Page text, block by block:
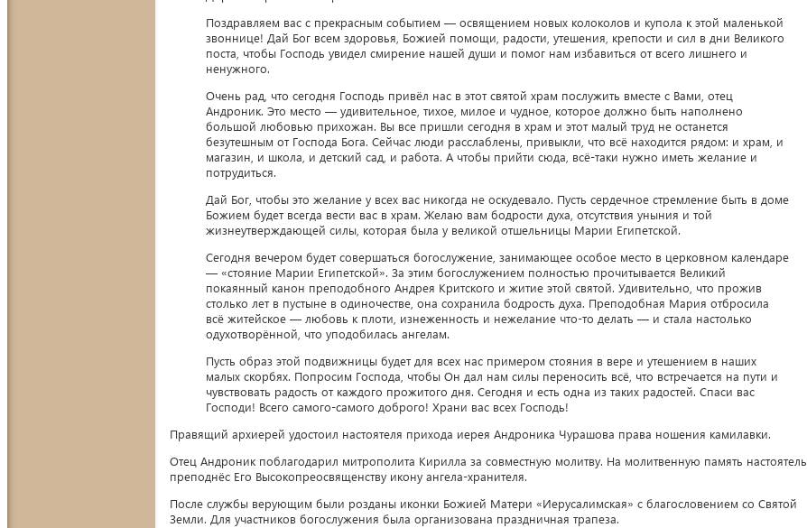
Поздравляем вас с прекрасным событием — освящением новых колоколов и купола к этой маленькой
звоннице! Дай Бог всем здоровья, Божией помощи, радости, утешения, крепости и сил в дни Великого
поста, чтобы Господь увидел смирение нашей души и помог нам избавиться от всего лишнего и
ненужного.
Очень рад, что сегодня Господь привёл нас в этот святой храм послужить вместе с Вами, отец
Андроник. Это место — удивительное, тихое, милое и чудное, которое должно быть наполнено
большой любовью прихожан. Вы все пришли сегодня в храм и этот малый труд не останется
безутешным от Господа Бога. Сейчас люди расслаблены, привыкли, что всё находится рядом: и храм, и
магазин, и школа, и детский сад, и работа. А чтобы прийти сюда, всё-таки нужно иметь желание и
потрудиться.
Дай Бог, чтобы это желание у всех вас никогда не оскудевало. Пусть сердечное стремление быть в доме
Божием будет всегда вести вас в храм. Желаю вам бодрости духа, отсутствия уныния и той
жизнеутверждающей силы, которая была у великой отшельницы Марии Египетской.
Сегодня вечером будет совершаться богослужение, занимающее особое место в церковном календаре
— «стояние Марии Египетской». За этим богослужением полностью прочитывается Великий
покаянный канон преподобного Андрея Критского и житие этой святой. Удивительно, что прожив
столько лет в пустыне в одиночестве, она сохранила бодрость духа. Преподобная Мария отбросила
всё житейское — любовь к плоти, изнеженность и нежелание что-то делать — и стала настолько
одухотворённой, что уподобилась ангелам.
Пусть образ этой подвижницы будет для всех нас примером стояния в вере и утешением в наших
малых скорбях. Попросим Господа, чтобы Он дал нам силы переносить всё, что встречается на пути и
чувствовать радость от каждого прожитого дня. Сегодня и есть одна из таких радостей. Спаси вас
Господи! Всего самого-самого доброго! Храни вас всех Господь!
Правящий архиерей удостоил настоятеля прихода иерея Андроника Чурашова права ношения камилавки.
Отец Андроник поблагодарил митрополита Кирилла за совместную молитву. На молитвенную память настоятель
преподнёс Его Высокопреосвященству икону ангела-хранителя.
После службы верующим были розданы иконки Божией Матери «Иерусалимская» с благословением со Святой
Земли. Для участников богослужения была организована праздничная трапеза.